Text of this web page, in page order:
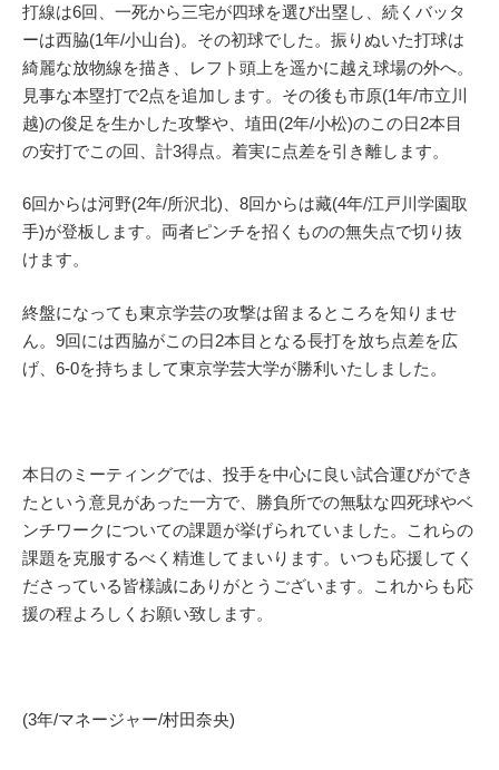
打線は6回、一死から三宅が四球を選び出塁し、続くバッタ
ーは西脇(1年/小山台)。その初球でした。振りぬいた打球は
綺麗な放物線を描き、レフト頭上を遥かに越え球場の外へ。
見事な本塁打で2点を追加します。その後も市原(1年/市立川
越)の俊足を生かした攻撃や、埴田(2年/小松)のこの日2本目
の安打でこの回、計3得点。着実に点差を引き離します。
6回からは河野(2年/所沢北)、8回からは藏(4年/江戸川学園取
手)が登板します。両者ピンチを招くものの無失点で切り抜
けます。
終盤になっても東京学芸の攻撃は留まるところを知りませ
ん。9回には西脇がこの日2本目となる長打を放ち点差を広
げ、6-0を持ちまして東京学芸大学が勝利いたしました。
本日のミーティングでは、投手を中心に良い試合運びができ
たという意見があった一方で、勝負所での無駄な四死球やベ
ンチワークについての課題が挙げられていました。これらの
課題を克服するべく精進してまいります。いつも応援してく
ださっている皆様誠にありがとうございます。これからも応
援の程よろしくお願い致します。
(3年/マネージャー/村田奈央)